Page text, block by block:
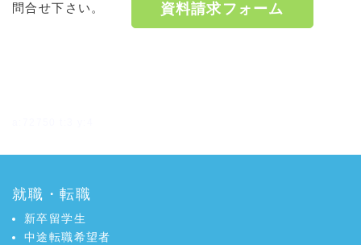
問合せ下さい。 資料請求フォーム
就職・転職
新卒留学生
中途転職希望者